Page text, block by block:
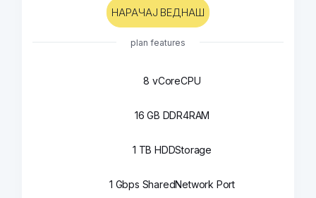
НАРАЧАЈ ВЕДНАШ
plan features
8 vCoreCPU
16 GB DDR4RAM
1 TB HDDStorage
1 Gbps SharedNetwork Port